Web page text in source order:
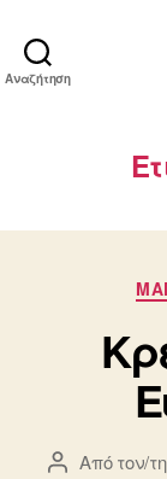
Αναζήτηση
Συντάκτης
Από τον/